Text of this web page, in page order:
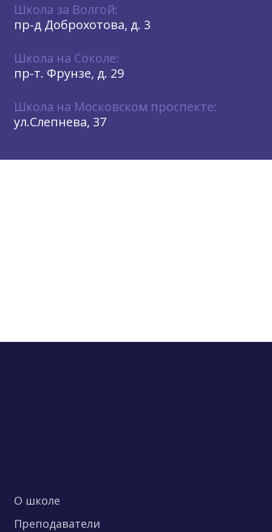
Школа за Волгой:
пр-д Доброхотова, д. 3
Школа на Соколе:
пр-т. Фрунзе, д. 29
Школа на Московском проспекте:
ул.Слепнева, 37
О школе
Преподаватели